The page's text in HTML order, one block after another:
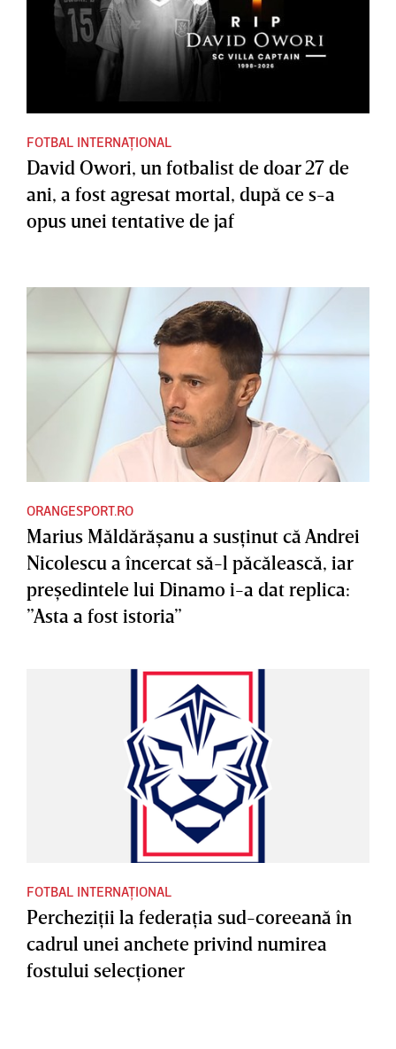
FOTBAL INTERNAȚIONAL
David Owori, un fotbalist de doar 27 de
ani, a fost agresat mortal, după ce s-a
opus unei tentative de jaf
ORANGESPORT.RO
Marius Măldărăşanu a susţinut că Andrei
Nicolescu a încercat să-l păcălească, iar
preşedintele lui Dinamo i-a dat replica:
”Asta a fost istoria”
FOTBAL INTERNAȚIONAL
Percheziţii la federaţia sud-coreeană în
cadrul unei anchete privind numirea
fostului selecţioner